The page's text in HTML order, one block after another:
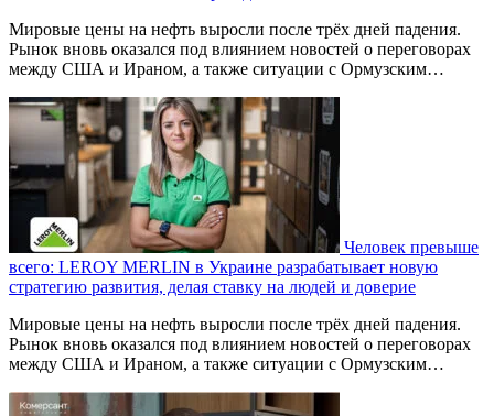
Мировые цены на нефть выросли после трёх дней падения.
Рынок вновь оказался под влиянием новостей о переговорах
между США и Ираном, а также ситуации с Ормузским…
Человек превыше
всего: LEROY MERLIN в Украине разрабатывает новую
стратегию развития, делая ставку на людей и доверие
Мировые цены на нефть выросли после трёх дней падения.
Рынок вновь оказался под влиянием новостей о переговорах
между США и Ираном, а также ситуации с Ормузским…